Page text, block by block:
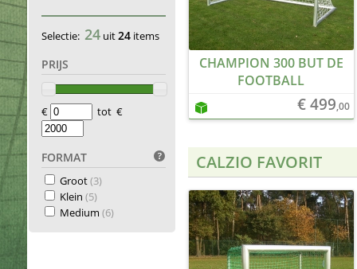
Selectie: 24 uit24 items
PRIJS
€ tot €
FORMAT
Groot(3)
Klein (5)
Medium (6)
CHAMPION 300 BUT DE
FOOTBALL
€ 499,00
CALZIO FAVORIT